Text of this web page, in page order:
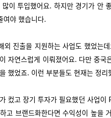
이 투입했어요. 하지만 경기가 안
여야 했습니다.
외 진출을 지원하는 사업도 했었는
자연스럽게 이뤄졌어요. 다만 중
했었죠. 이런 부분들도 현재는 정리
컸고 장기 투자가 필요했던 사업
고 브랜드화한다면 수익성이 높을